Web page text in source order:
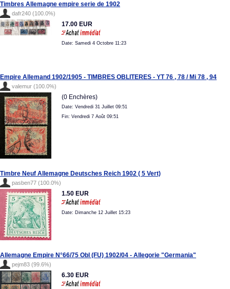
Timbres Allemagne empire serie de 1902
dafr240 (100.0%)
17.00 EUR
Date: Samedi 4 Octobre 11:23
Empire Allemand 1902/1905 - TIMBRES OBLITERES - YT 76 , 78 / Mi 78 , 94
valemur (100.0%)
(0 Enchères)
Date: Vendredi 31 Juillet 09:51
Fin: Vendredi 7 Août 09:51
Timbre Neuf Allemagne Deutsches Reich 1902 ( 5 Vert)
pasben77 (100.0%)
1.50 EUR
Date: Dimanche 12 Juillet 15:23
Allemagne Empire N°66/75 Obl (FU) 1902/04 - Allegorie "Germania"
pejm83 (99.6%)
6.30 EUR